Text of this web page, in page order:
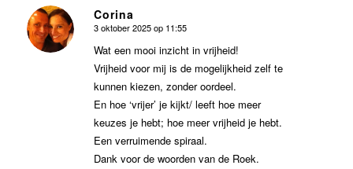
Corina
zegt:
3 oktober 2025 op 11:55
Wat een mooi inzicht in vrijheid!
Vrijheid voor mij is de mogelijkheid zelf te
kunnen kiezen, zonder oordeel.
En hoe ‘vrijer’ je kijkt/ leeft hoe meer
keuzes je hebt; hoe meer vrijheid je hebt.
Een verruimende spiraal.
Dank voor de woorden van de Roek.